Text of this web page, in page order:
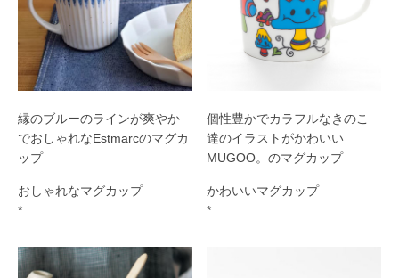
縁のブルーのラインが爽やか
でおしゃれなEstmarcのマグカ
ップ
おしゃれなマグカップ
*
個性豊かでカラフルなきのこ
達のイラストがかわいい
MUGOO。のマグカップ
かわいいマグカップ
*